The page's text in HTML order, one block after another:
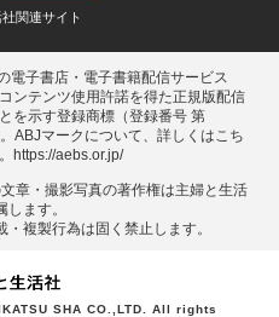
関連サイト
電子書店・電子書籍配信サービス
ンテンツ使用許諾を得た正規版配信
を示す登録商標（登録番号 第
ABJマークについて、詳しくはこち
https://aebs.or.jp/
章・撮影写真の著作権は主婦と⽣活
します。
複製⾏為は固く禁⽌します。
SHA CO.,LTD. All rights